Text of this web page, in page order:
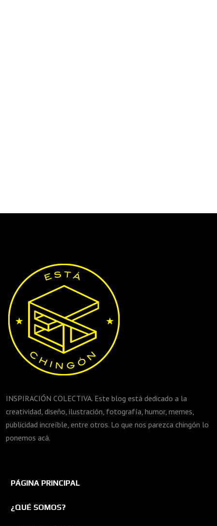
INSPIRACIÓN COLECTIVA. Este blog está dedicado a la
creatividad, diseño, ilustración, fotografía, humor, memes,
publicidad increíble, entre otros. Lo que nos parezca chingón lo
ponemos acá.
PÁGINA PRINCIPAL
¿QUÉ SOMOS?